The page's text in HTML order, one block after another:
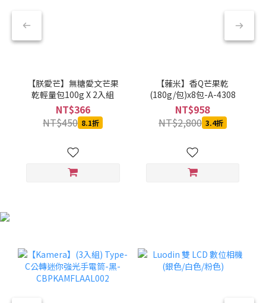
【朕愛芒】無糖愛文芒果
乾輕量包100g X 2入組
NT$366
NT$450 8.1折
【蕥米】香Q芒果乾
(180g/包)x8包-A-4308
NT$958
NT$2,800 3.4折